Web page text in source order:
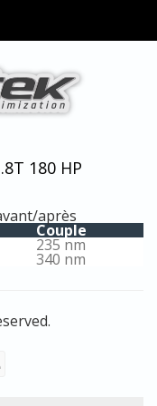
180 HP
après
Couple
235 nm
340 nm